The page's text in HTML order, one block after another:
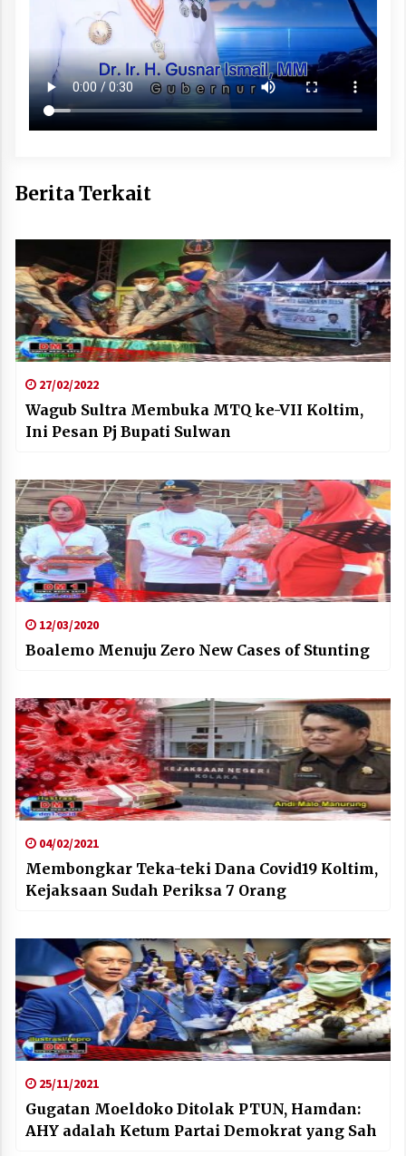
Berita Terkait
27/02/2022
Wagub Sultra Membuka MTQ ke-VII Koltim,
Ini Pesan Pj Bupati Sulwan
12/03/2020
Boalemo Menuju Zero New Cases of Stunting
04/02/2021
Membongkar Teka-teki Dana Covid19 Koltim,
Kejaksaan Sudah Periksa 7 Orang
25/11/2021
Gugatan Moeldoko Ditolak PTUN, Hamdan:
AHY adalah Ketum Partai Demokrat yang Sah